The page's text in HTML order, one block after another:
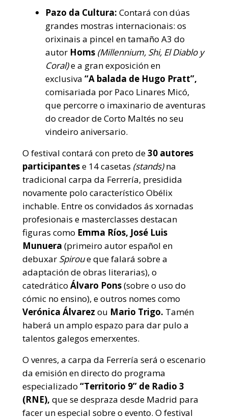
Pazo da Cultura: Contará con dúas
grandes mostras internacionais: os
orixinais a pincel en tamaño A3 do
autor Homs (Millennium, Shi, El Diablo y
Coral)e a gran exposición en
exclusiva “A balada de Hugo Pratt”,
comisariada por Paco Linares Micó,
que percorre o imaxinario de aventuras
do creador de Corto Maltés no seu
vindeiro aniversario.
O festival contará con preto de30 autores
participantese 14 casetas (stands)na
tradicional carpa da Ferrería, presidida
novamente polo característico Obélix
inchable. Entre os convidados ás xornadas
profesionais e masterclasses destacan
figuras como Emma Ríos, José Luis
Munuera (primeiro autor español en
debuxar Spiroue que falará sobre a
adaptación de obras literarias), o
catedrático Álvaro Pons(sobre o uso do
cómic no ensino), e outros nomes como
Verónica Álvarez ou Mario Trigo. Tamén
haberá un amplo espazo para dar pulo a
talentos galegos emerxentes.
O venres, a carpa da Ferrería será o escenario
da emisión en directo do programa
especializado “Territorio 9” de Radio 3
(RNE), que se despraza desde Madrid para
facer un especial sobre o evento. O festival